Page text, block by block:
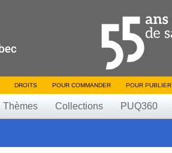
DROITS POUR COMMANDER POUR PUBLIER
Thèmes Collections PUQ360